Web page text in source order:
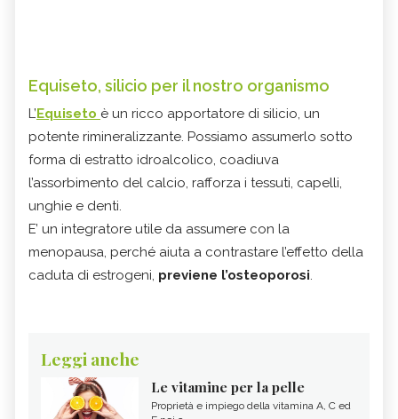
Equiseto, silicio per il nostro organismo
L’Equiseto è un ricco apportatore di silicio, un
potente rimineralizzante. Possiamo assumerlo sotto
forma di estratto idroalcolico, coadiuva
l’assorbimento del calcio, rafforza i tessuti, capelli,
unghie e denti.
E’ un integratore utile da assumere con la
menopausa, perché aiuta a contrastare l’effetto della
caduta di estrogeni, previene l’osteoporosi.
Leggi anche
Le vitamine per la pelle
Proprietà e impiego della vitamina A, C ed